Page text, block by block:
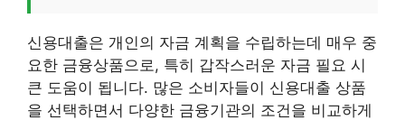
신용대출은 개인의 자금 계획을 수립하는데 매우 중
요한 금융상품으로, 특히 갑작스러운 자금 필요 시
큰 도움이 됩니다. 많은 소비자들이 신용대출 상품
을 선택하면서 다양한 금융기관의 조건을 비교하게